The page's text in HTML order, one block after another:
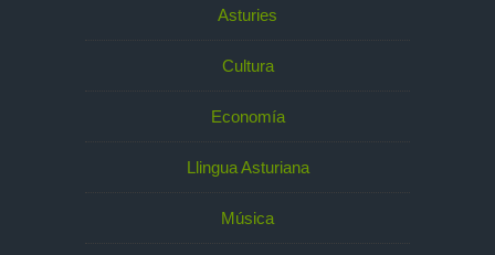
Asturies
Cultura
Economía
Llingua Asturiana
Música